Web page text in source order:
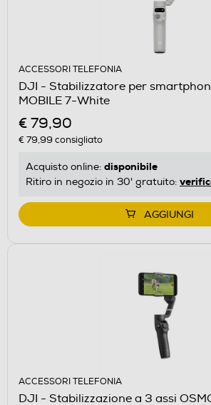
ACCESSORI TELEFONIA
DJI - Stabilizzatore per
MOBILE 7-White
€ 79,90
€ 79,99 consigliato
Acquisto online: disponibile
Ritiro in negozio in 30' gratuito:
AGGIUNGI
ACCESSORI TELEFONIA
DJI - Stabilizzazione a 3 assi